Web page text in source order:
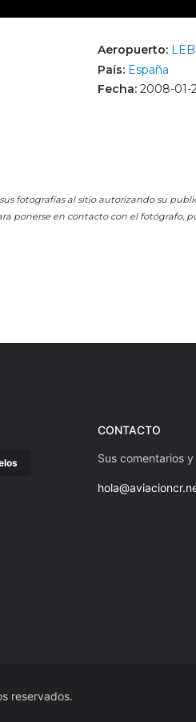
Aeropuerto:
País: España
Fecha: 2008-01-
fotografías al sitio autorizando su
ponerse en contacto con el fotógrafo,
CONTACTO
Sus comentarios
reservados.